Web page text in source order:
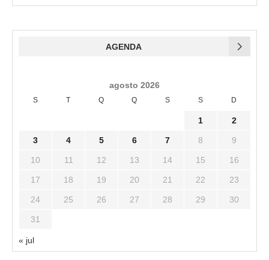
AGENDA
agosto 2026
S T Q Q S S D
1 2
3 4 5 6 7 8 9
10 11 12 13 14 15 16
17 18 19 20 21 22 23
24 25 26 27 28 29 30
31
« jul